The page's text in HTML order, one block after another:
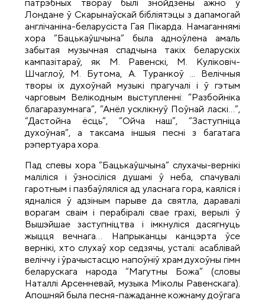
патрэбных твораў былі знойдзены ажно ў
Лондане ў Скарынаўскай бібліятэцы з дапамогай
англічаніна-беларусіста Гая Пікарда. Намаганнямі
хора “Бацькаўшчына” была адноўлена амаль
забытая музычная спадчына такіх беларускіх
кампазітараў, як М. Равенскі, М. Куліковіч-
Шчаглоў, М. Бутома, А. Туранкоў ... Велічныя
творы іх духоўнай музыкі прагучалі і ў гэтым
чарговым Велікодным выступленні: “Разбойніка
благаразумнага”, “Анёл усклікнуў Поўнай ласкі…”,
“Дастойна ёсць”, “Ойча наш”, “Заступніца
духоўная”, а таксама іншыя песні з багатага
рэпертуара хора.
Пад спевы хора “Бацькаўшчына” слухачы-вернікі
маліліся і ўзносіліся душамі ў неба, спачувалі
гаротным і пазбаўляліся ад уласнага гора, каяліся і
ядналіся ў адзіным парыве да святла, даравалі
ворагам сваім і перабіралі свае грахі, верылі ў
Вышэйшае заступніцтва і імкнуліся дасягнуць
жыцця вечнага… Напрыканцы канцэрта ўсе
вернікі, хто слухаў хор седзячы, усталі: асаблівай
веліччу і ўрачыстасцю напоўніў храм духоўны гімн
беларускага народа “Магутны Божа” (словы
Наталлі Арсенневай, музыка Міколы Равенскага).
Апошняй была песня-пажаданне кожнаму доўгага